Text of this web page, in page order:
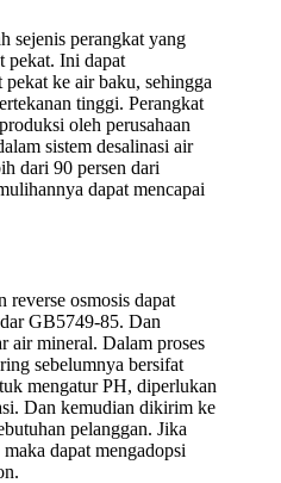
sejenis perangkat yang
pekat. Ini dapat
ke air baku, sehingga
tinggi. Perangkat
oleh perusahaan
sistem desalinasi air
dari 90 persen dari
dapat mencapai
reverse osmosis dapat
GB5749-85. Dan
air mineral. Dalam proses
sebelumnya bersifat
mengatur PH, diperlukan
Dan kemudian dikirim ke
pelanggan. Jika
dapat mengadopsi